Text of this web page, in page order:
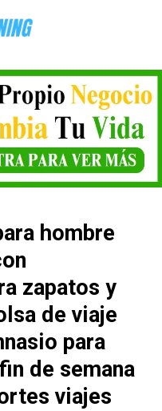
hombre
zapatos y
de viaje
para
de semana
viajes